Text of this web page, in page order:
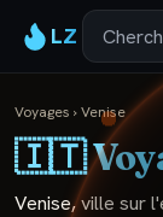
LZ
Voyages ›Venise
🇮🇹
Venise, ville sur